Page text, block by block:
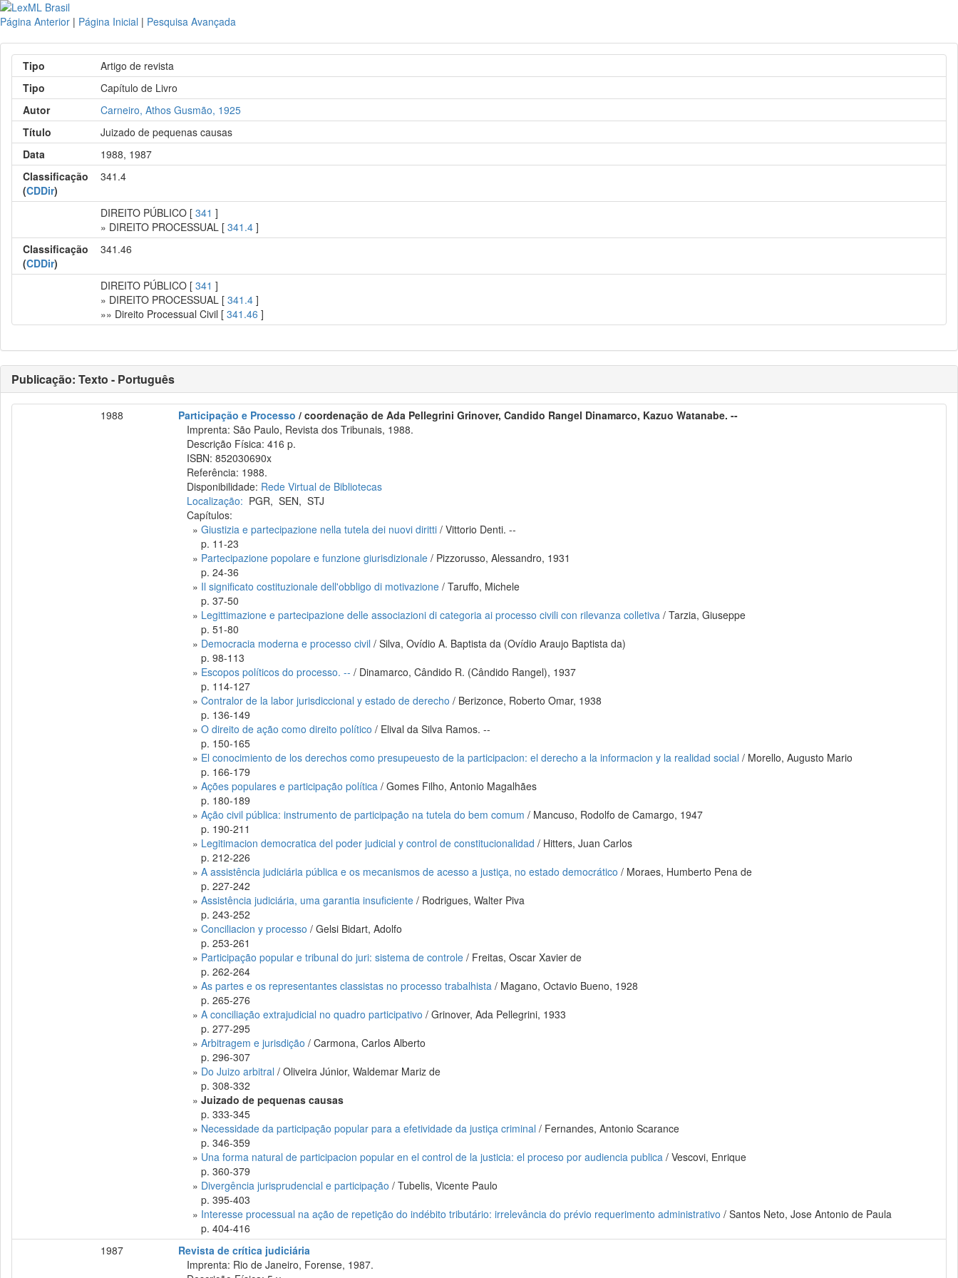
Página Anterior | Página Inicial | Pesquisa Avançada
Tipo
Artigo de revista
Tipo
Capítulo de Livro
Autor
Carneiro, Athos Gusmão, 1925
Título
Juizado de pequenas causas
Data
1988, 1987
Classificação
(CDDir)
341.4
DIREITO PÚBLICO [341 ]
» DIREITO PROCESSUAL [341.4 ]
Classificação
(CDDir)
341.46
DIREITO PÚBLICO [341 ]
» DIREITO PROCESSUAL [341.4 ]
»» Direito Processual Civil [341.46 ]
Publicação: Texto - Português
1988 Participação e Processo / coordenação de Ada Pellegrini Grinover, Candido Rangel Dinamarco, Kazuo Watanabe. --
Imprenta: São Paulo, Revista dos Tribunais, 1988.
Descrição Física: 416 p.
ISBN: 852030690x
Referência: 1988.
Disponibilidade: Rede Virtual de Bibliotecas
Localização: PGR,SEN,STJ
Capítulos:
»Giustizia e partecipazione nella tutela dei nuovi diritti / Vittorio Denti. --
p. 11-23
» Partecipazione popolare e funzione giurisdizionale / Pizzorusso, Alessandro, 1931
p. 24-36
» Il significato costituzionale dell'obbligo di motivazione / Taruffo, Michele
p. 37-50
» Legittimazione e partecipazione delle associazioni di categoria ai processo civili con rilevanza colletiva / Tarzia, Giuseppe
p. 51-80
» Democracia moderna e processo civil / Silva, Ovídio A. Baptista da (Ovídio Araujo Baptista da)
p. 98-113
» Escopos políticos do processo. -- / Dinamarco, Cândido R. (Cândido Rangel), 1937
p. 114-127
»Contralor de la labor jurisdiccional y estado de derecho / Berizonce, Roberto Omar, 1938
p. 136-149
»O direito de ação como direito político / Elival da Silva Ramos. --
p. 150-165
» El conocimiento de los derechos como presupeuesto de la participacion: el derecho a la informacion y la realidad social / Morello, Augusto Mario
p. 166-179
»Ações populares e participação política / Gomes Filho, Antonio Magalhães
p. 180-189
»Ação civil pública: instrumento de participação na tutela do bem comum / Mancuso, Rodolfo de Camargo, 1947
p. 190-211
» Legitimacion democratica del poder judicial y control de constitucionalidad / Hitters, Juan Carlos
p. 212-226
»A assistência judiciária pública e os mecanismos de acesso a justiça, no estado democrático / Moraes, Humberto Pena de
p. 227-242
»Assistência judiciária, uma garantia insuficiente / Rodrigues, Walter Piva
p. 243-252
»Conciliacion y processo / Gelsi Bidart, Adolfo
p. 253-261
» Participação popular e tribunal do juri: sistema de controle / Freitas, Oscar Xavier de
p. 262-264
»As partes e os representantes classistas no processo trabalhista / Magano, Octavio Bueno, 1928
p. 265-276
»A conciliação extrajudicial no quadro participativo / Grinover, Ada Pellegrini, 1933
p. 277-295
»Arbitragem e jurisdição / Carmona, Carlos Alberto
p. 296-307
» Do Juizo arbitral / Oliveira Júnior, Waldemar Mariz de
p. 308-332
»Juizado de pequenas causas
p. 333-345
» Necessidade da participação popular para a efetividade da justiça criminal / Fernandes, Antonio Scarance
p. 346-359
» Una forma natural de participacion popular en el control de la justicia: el proceso por audiencia publica / Vescovi, Enrique
p. 360-379
» Divergência jurisprudencial e participação / Tubelis, Vicente Paulo
p. 395-403
» Interesse processual na ação de repetição do indébito tributário: irrelevância do prévio requerimento administrativo / Santos Neto, Jose Antonio de Paula
p. 404-416
1987
Revista de crítica judiciária
Imprenta: Rio de Janeiro, Forense, 1987.